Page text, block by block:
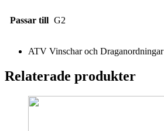
Passar till G2
ATV Vinschar och Draganordningar
Relaterade produkter